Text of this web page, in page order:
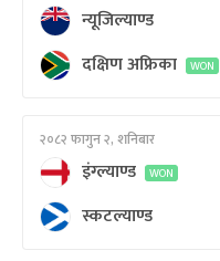
न्यूजिल्याण्ड
दक्षिण अफ्रिका
WON
२०८२ फागुन २, शनिबार
इंग्ल्याण्ड WON
स्कटल्याण्ड